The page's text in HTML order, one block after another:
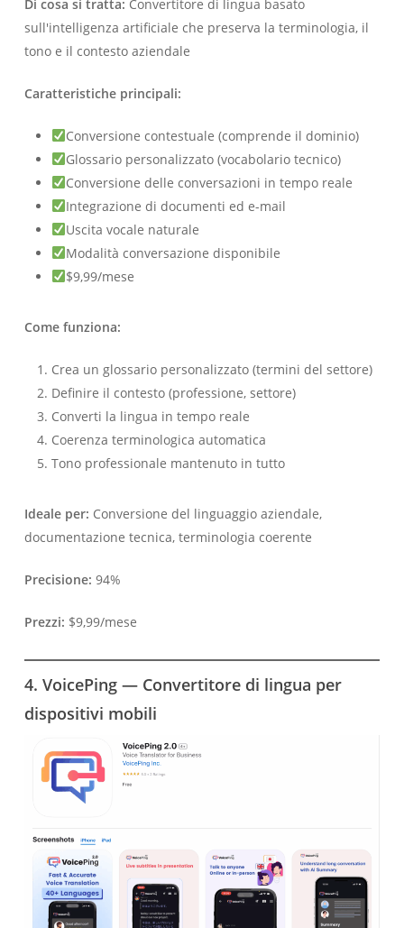
Di cosa si tratta: Convertitore di lingua basato
sull'intelligenza artificiale che preserva la terminologia, il
tono e il contesto aziendale
Caratteristiche principali:
Conversione contestuale (comprende il dominio)
Glossario personalizzato (vocabolario tecnico)
Conversione delle conversazioni in tempo reale
Integrazione di documenti ed e-mail
Uscita vocale naturale
Modalità conversazione disponibile
$9,99/mese
Come funziona:
Crea un glossario personalizzato (termini del settore)
Definire il contesto (professione, settore)
Converti la lingua in tempo reale
Coerenza terminologica automatica
Tono professionale mantenuto in tutto
Ideale per: Conversione del linguaggio aziendale,
documentazione tecnica, terminologia coerente
Precisione: 94%
Prezzi: $9,99/mese
4. VoicePing — Convertitore di lingua per
dispositivi mobili